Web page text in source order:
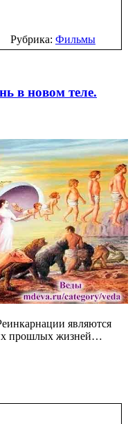
Рубрика: Фильмы
в новом теле.
являются
прошлых жизней…